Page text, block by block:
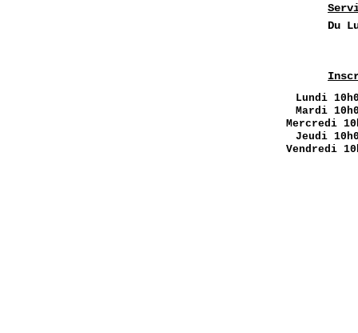
Du
Lundi
Mardi
Mercredi
Jeudi
Vendredi